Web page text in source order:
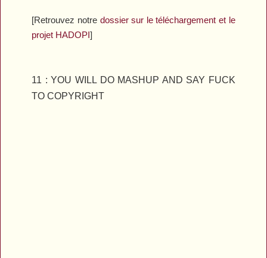
[Retrouvez notre dossier sur le téléchargement et le
projet HADOPI]
11 : YOU WILL DO MASHUP AND SAY FUCK
TO COPYRIGHT